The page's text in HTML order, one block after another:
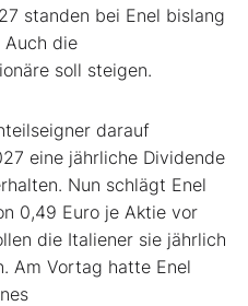
standen bei Enel bislang
Auch die
soll steigen.
darauf
eine jährliche Dividende
Nun schlägt Enel
0,49 Euro je Aktie vor
die Italiener sie jährlich
Am Vortag hatte Enel